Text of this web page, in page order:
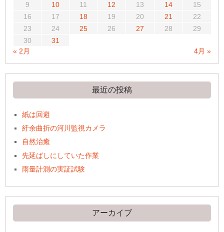
9
10 11 12 13 14
15
16
17 18 19 20 21
22
23
24 25 26 27 28
29
30
31
« 2月
4月 »
最近の投稿
紙は回避
紆余曲折の河川監視カメラ
自然治癒
先延ばしにしていた作業
雨量計測の実証試験
アーカイブ